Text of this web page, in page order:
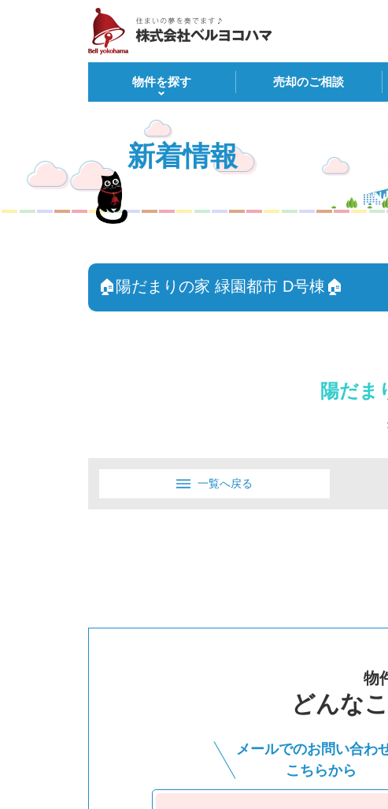
物件を探す 売却のご相談
新着情報
🏠陽だまりの家 緑園都市 D号棟🏠
陽だま
一覧へ戻る
物
どんな
メールでのお問い合わ
こちらから